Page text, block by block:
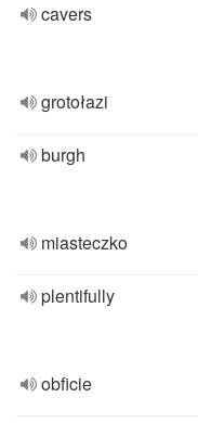
cavers
grotołazi
burgh
miasteczko
plentifully
obficie